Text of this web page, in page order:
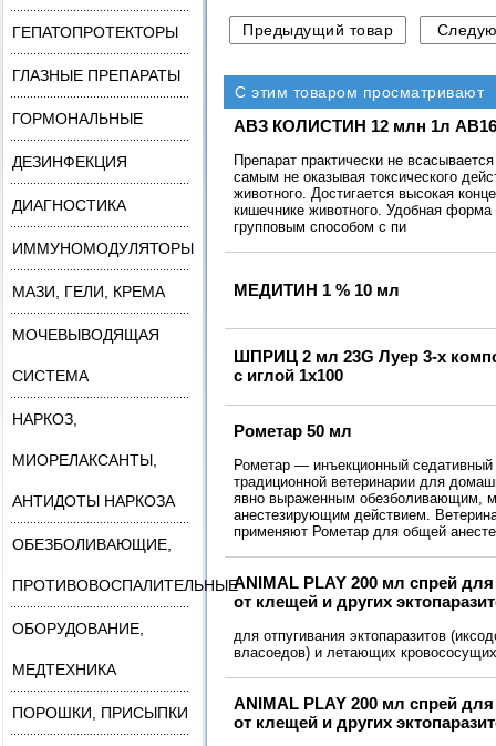
ГЕПАТОПРОТЕКТОРЫ
ГЛАЗНЫЕ ПРЕПАРАТЫ
ГОРМОНАЛЬНЫЕ
ДЕЗИНФЕКЦИЯ
ДИАГНОСТИКА
ИММУНОМОДУЛЯТОРЫ
МАЗИ, ГЕЛИ, КРЕМА
МОЧЕВЫВОДЯЩАЯ
СИСТЕМА
НАРКОЗ,
МИОРЕЛАКСАНТЫ,
АНТИДОТЫ НАРКОЗА
ОБЕЗБОЛИВАЮЩИЕ,
ПРОТИВОВОСПАЛИТЕЛЬНЫЕ
ОБОРУДОВАНИЕ,
МЕДТЕХНИКА
ПОРОШКИ, ПРИСЫПКИ
С этим товаром просматривают
АВЗ КОЛИСТИН 12 млн 1л
Препарат практически не
самым не оказывая токсического
животного. Достигается высокая
кишечнике животного. Удобная форма
групповым способом с пи
МЕДИТИН 1 % 10 мл
ШПРИЦ 2 мл 23G Луер 3-х
с иглой 1х100
Рометар 50 мл
Рометар — инъекционный
традиционной ветеринарии для
явно выраженным обезболивающим,
анестезирующим действием.
применяют Рометар для общей
ANIMAL PLAY 200 мл спрей
от клещей и других
для отпугивания эктопаразитов
власоедов) и летающих
ANIMAL PLAY 200 мл спрей
от клещей и других